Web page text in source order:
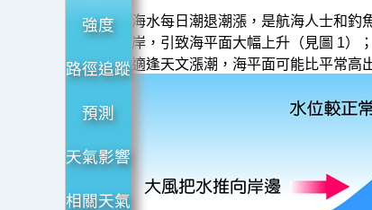
比
帶
來
風
暴
潮
強度
路徑追蹤
預測
天氣影響
相關天氣
海水每日潮退潮漲，是航海人士和釣
岸，引致海平面大幅上升（見圖 1）
適逢天文漲潮，海平面可能比平常高